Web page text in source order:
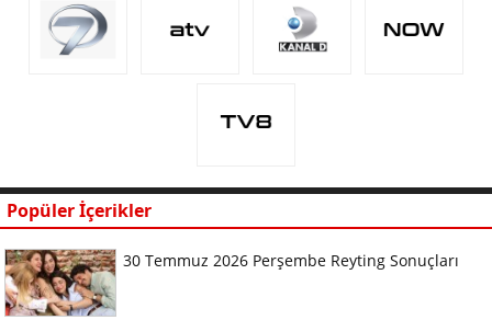
Popüler İçerikler
30 Temmuz 2026 Perşembe Reyting Sonuçları